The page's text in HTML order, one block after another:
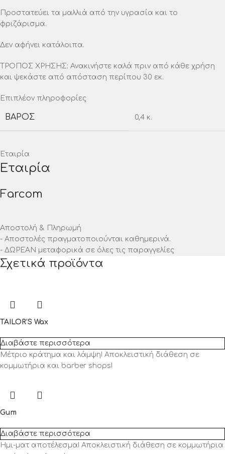
Προστατεύει τα μαλλιά από την υγρασία και το
φριζάρισμα.
Δεν αφήνει κατάλοιπα.
ΤΡΟΠΟΣ ΧΡΗΣΗΣ: Ανακινήστε καλά πριν από κάθε χρήση
και ψεκάστε από απόσταση περίπου 30 εκ.
Επιπλέον πληροφορίες
ΒΆΡΟΣ 0,4 κ.
Εταιρία
Εταιρία
Farcom
Αποστολή & Πληρωμή
- Αποστολές πραγματοποιούνται καθημερινά.
- ΔΩΡΕΑΝ μεταφορικά σε όλες τις παραγγελίες
Σχετικά προϊόντα
TAILOR’S Wax
Διαβάστε περισσότερα
Μέτριο κράτημα και λάμψη! Αποκλειστική διάθεση σε
κομμωτήρια και barber shops!
Gum
Διαβάστε περισσότερα
Ημι-ματ αποτέλεσμα! Αποκλειστική διάθεση σε κομμωτήρια